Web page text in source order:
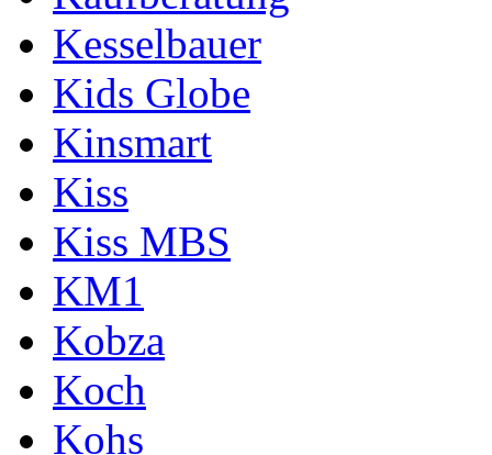
Kesselbauer
Kids Globe
Kinsmart
Kiss
Kiss MBS
KM1
Kobza
Koch
Kohs